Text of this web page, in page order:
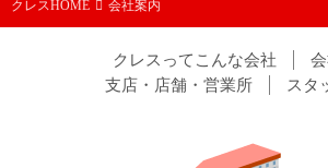
クレスHOME 会社案内
クレスってこんな会社
支店・店舗・営業所
スタ